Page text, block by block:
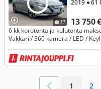
17 13 750 €
2019 ● 61
6 kk korotonta ja kulutonta
Vakkari / 360 kamera / LED /
1 2